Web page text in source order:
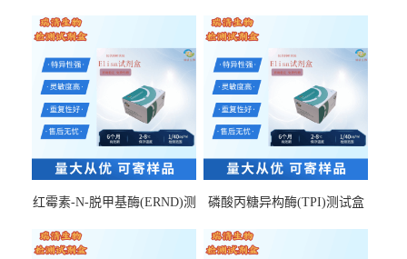
红霉素-N-脱甲基酶(ERND)测
磷酸丙糖异构酶(TPI)测试盒